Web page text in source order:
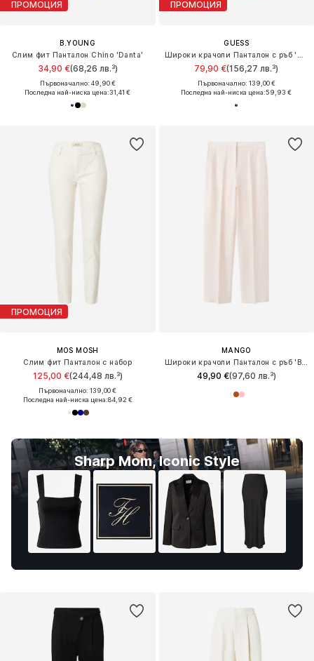
ПРОМОЦИЯ
B.YOUNG
Слим фит Панталон Chino 'Danta'
34,90 €(68,26 лв.³)
Първоначално: 49,90 €
Последна най-ниска цена:31,41 €
ПРОМОЦИЯ
GUESS
79,90 €(156,27 лв.³)
Първоначално: 139,00 €
Последна най-ниска цена:59,93 €
ПРОМОЦИЯ
MOS MOSH
Слим фит Панталон с набор
125,00 €(244,48 лв.³)
Първоначално: 139,00 €
Последна най-ниска цена:84,92 €
Sharp Mom, Iconic Style
MANGO
49,90 €(97,60 лв.³)